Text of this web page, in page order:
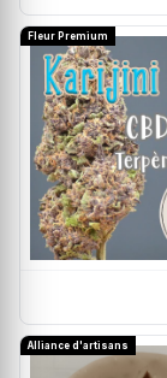
Fleur Premium
Alliance d'artisans